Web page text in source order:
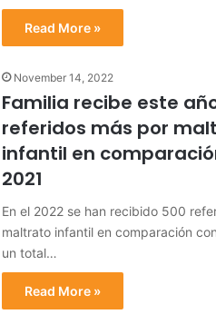
Read More »
November 14, 2022
Familia recibe este
referidos más por
infantil en
2021
En el 2022 se han recibido 500
maltrato infantil en comparación
un total…
Read More »